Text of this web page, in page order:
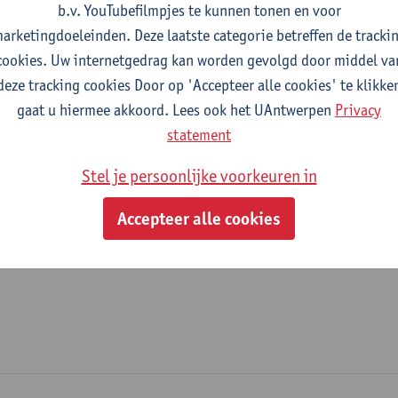
Departement Chemie
Statuut & functies
Bijzonder academisch personeel
postdoc mandaat FWO
b.v. YouTubefilmpjes te kunnen tonen en voor
Deze laatste categorie betreffen de
Uw internetgedrag kan worden gevolgd door middel
tracking cookies Door op 'Accepteer alle cookies' te
gaat u hiermee akkoord. Lees ook het UAntwerpen Privacy
statement
Stel je persoonlijke voorkeuren in
Accepteer alle cookies